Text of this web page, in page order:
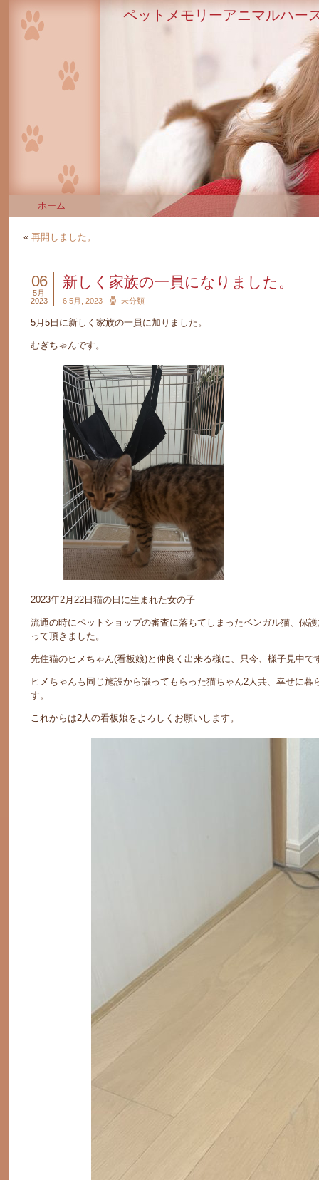
ペットメモリーアニマルハー
ホーム
« 再開しました。
新しく家族の一員になりました。
06
5月
2023
6 5月, 2023 未分類
5月5日に新しく家族の一員に加りました。
むぎちゃんです。
2023年2月22日猫の日に生まれた女の子
流通の時にペットショップの審査に落ちてしまったベンガル猫、保
って頂きました。
先住猫のヒメちゃん(看板娘)と仲良く出来る様に、只今、様子見中で
ヒメちゃんも同じ施設から譲ってもらった猫ちゃん2人共、幸せに暮
す。
これからは2人の看板娘をよろしくお願いします。